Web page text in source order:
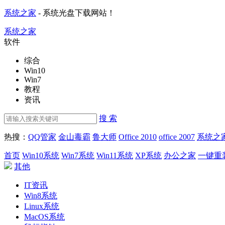
系统之家 - 系统光盘下载网站！
系统之家
软件
综合
Win10
Win7
教程
资讯
搜 索
热搜： QQ管家 金山毒霸 鲁大师 Office 2010 office 2007 系统之
首页 Win10系统 Win7系统 Win11系统 XP系统 办公之家 一键重
其他
IT资讯
Win8系统
Linux系统
MacOS系统